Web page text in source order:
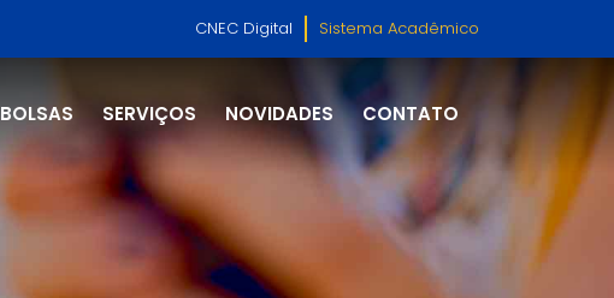
CNEC Digital Sistema Acadêmico
BOLSAS SERVIÇOS NOVIDADES CONTATO